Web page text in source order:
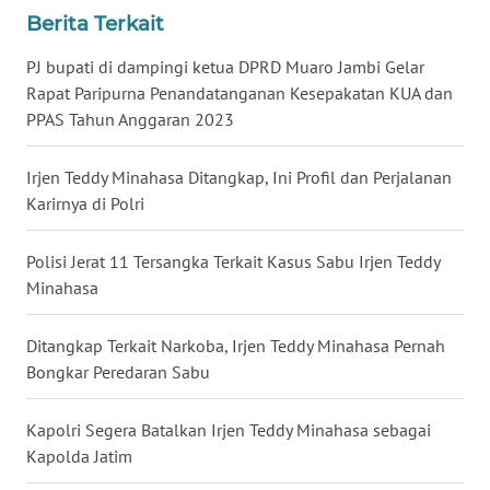
Berita Terkait
PJ bupati di dampingi ketua DPRD Muaro Jambi Gelar
Rapat Paripurna Penandatanganan Kesepakatan KUA dan
PPAS Tahun Anggaran 2023
Irjen Teddy Minahasa Ditangkap, Ini Profil dan Perjalanan
Karirnya di Polri
Polisi Jerat 11 Tersangka Terkait Kasus Sabu Irjen Teddy
Minahasa
Ditangkap Terkait Narkoba, Irjen Teddy Minahasa Pernah
Bongkar Peredaran Sabu
Kapolri Segera Batalkan Irjen Teddy Minahasa sebagai
Kapolda Jatim
WN
WN
SUMSEL
WN
BENGKULU
WN
LAMPUNG
WN
JATENG